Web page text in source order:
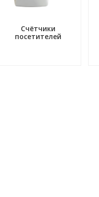
Счётчики
посетителей